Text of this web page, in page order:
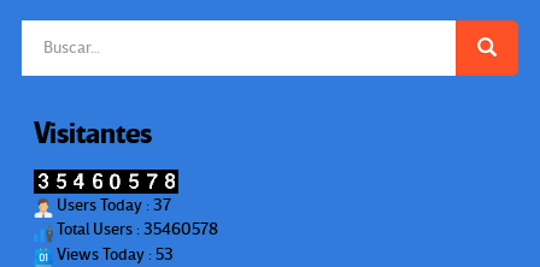
Visitantes
Users Today : 37
Total Users : 35460578
Views Today : 53